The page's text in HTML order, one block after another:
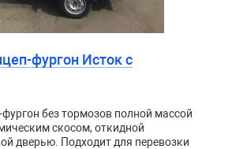
фургон Исток с
без тормозов полной массой
скосом, откидной
дверью. Подходит для перевозки